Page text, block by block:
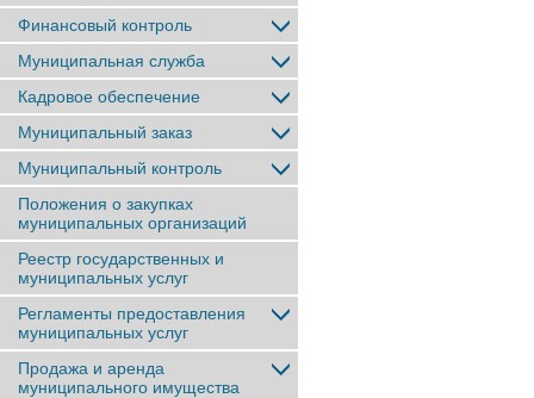
Финансовый контроль
Муниципальная служба
Кадровое обеспечение
Муниципальный заказ
Муниципальный контроль
Положения о закупках
муниципальных организаций
Реестр государственных и
муниципальных услуг
Регламенты предоставления
муниципальных услуг
Продажа и аренда
муниципального имущества